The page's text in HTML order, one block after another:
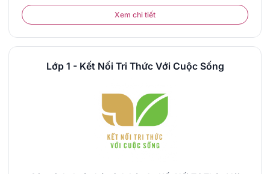
Xem chi tiết
Lớp 1 - Kết Nối Tri Thức Với Cuộc Sống